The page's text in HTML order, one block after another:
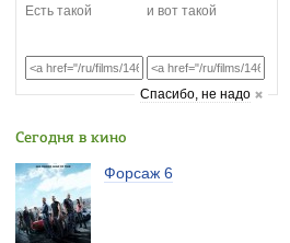
Есть такой и вот такой
Cпасибо, не надо
Сегодня в кино
Форсаж 6